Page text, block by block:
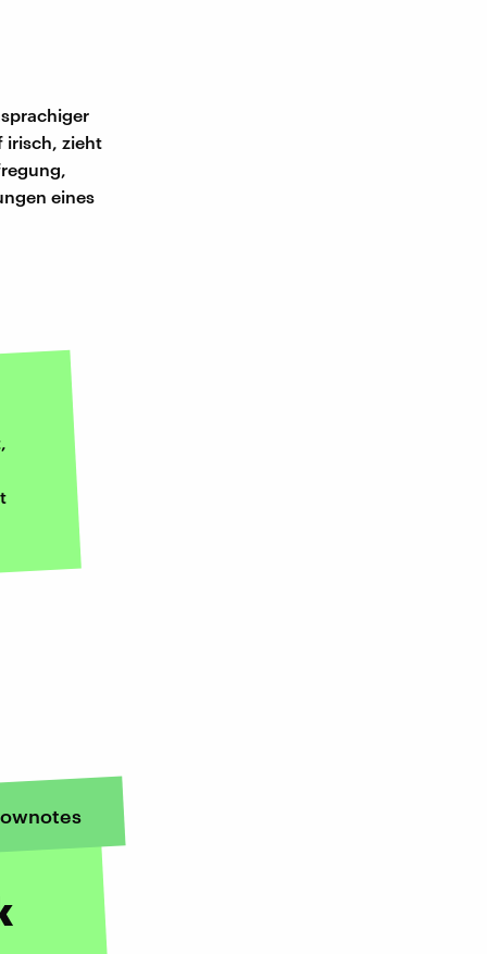
irisch, zieht
eines